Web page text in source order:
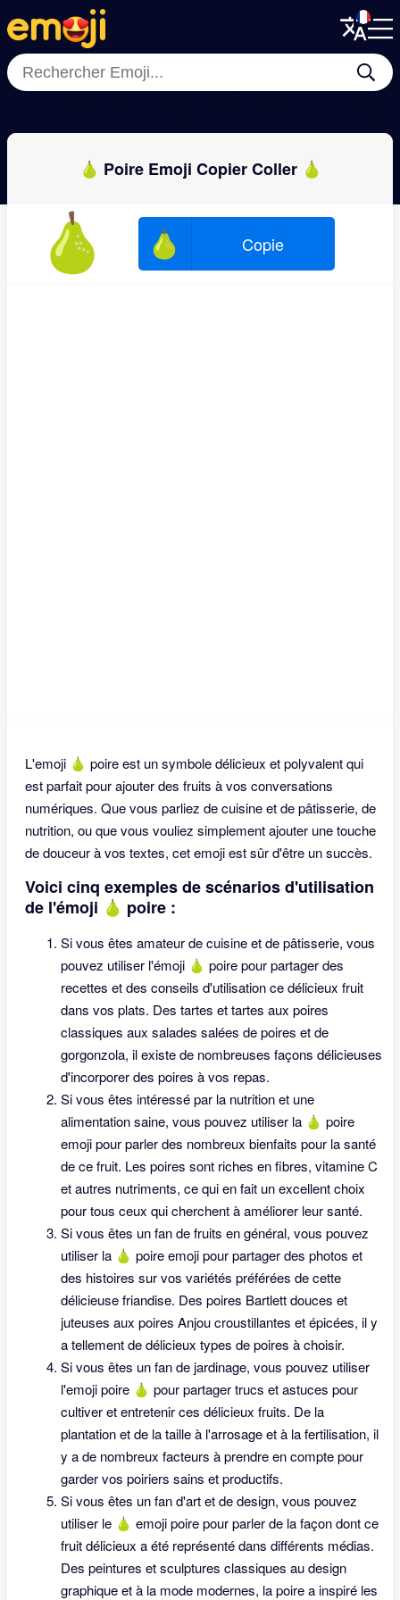
Menu
Close
Menu
Close
🍐 Poire Emoji Copier Coller 🍐
🍐 🍐 Copie
L'emoji 🍐 poire est un symbole délicieux et polyvalent qui
est parfait pour ajouter des fruits à vos conversations
numériques. Que vous parliez de cuisine et de pâtisserie, de
nutrition, ou que vous vouliez simplement ajouter une touche
de douceur à vos textes, cet emoji est sûr d'être un succès.
Voici cinq exemples de scénarios d'utilisation
de l'émoji 🍐 poire :
Si vous êtes amateur de cuisine et de pâtisserie, vous
pouvez utiliser l'émoji 🍐 poire pour partager des
recettes et des conseils d'utilisation ce délicieux fruit
dans vos plats. Des tartes et tartes aux poires
classiques aux salades salées de poires et de
gorgonzola, il existe de nombreuses façons délicieuses
d'incorporer des poires à vos repas.
Si vous êtes intéressé par la nutrition et une
alimentation saine, vous pouvez utiliser la 🍐 poire
emoji pour parler des nombreux bienfaits pour la santé
de ce fruit. Les poires sont riches en fibres, vitamine C
et autres nutriments, ce qui en fait un excellent choix
pour tous ceux qui cherchent à améliorer leur santé.
Si vous êtes un fan de fruits en général, vous pouvez
utiliser la 🍐 poire emoji pour partager des photos et
des histoires sur vos variétés préférées de cette
délicieuse friandise. Des poires Bartlett douces et
juteuses aux poires Anjou croustillantes et épicées, il y
a tellement de délicieux types de poires à choisir.
Si vous êtes un fan de jardinage, vous pouvez utiliser
l'emoji poire 🍐 pour partager trucs et astuces pour
cultiver et entretenir ces délicieux fruits. De la
plantation et de la taille à l'arrosage et à la fertilisation, il
y a de nombreux facteurs à prendre en compte pour
garder vos poiriers sains et productifs.
Si vous êtes un fan d'art et de design, vous pouvez
utiliser le 🍐 emoji poire pour parler de la façon dont ce
fruit délicieux a été représenté dans différents médias.
Des peintures et sculptures classiques au design
graphique et à la mode modernes, la poire a inspiré les